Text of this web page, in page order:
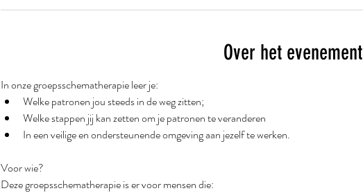
Over het evenement
In onze groepsschematherapie leer je:
Welke patronen jou steeds in de weg zitten;
Welke stappen jij kan zetten om je patronen te veranderen
In een veilige en ondersteunende omgeving aan jezelf te werken.
Voor wie?
Deze groepsschematherapie is er voor mensen die: